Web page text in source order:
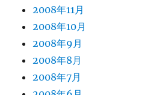
2008年11月
2008年10月
2008年9月
2008年8月
2008年7月